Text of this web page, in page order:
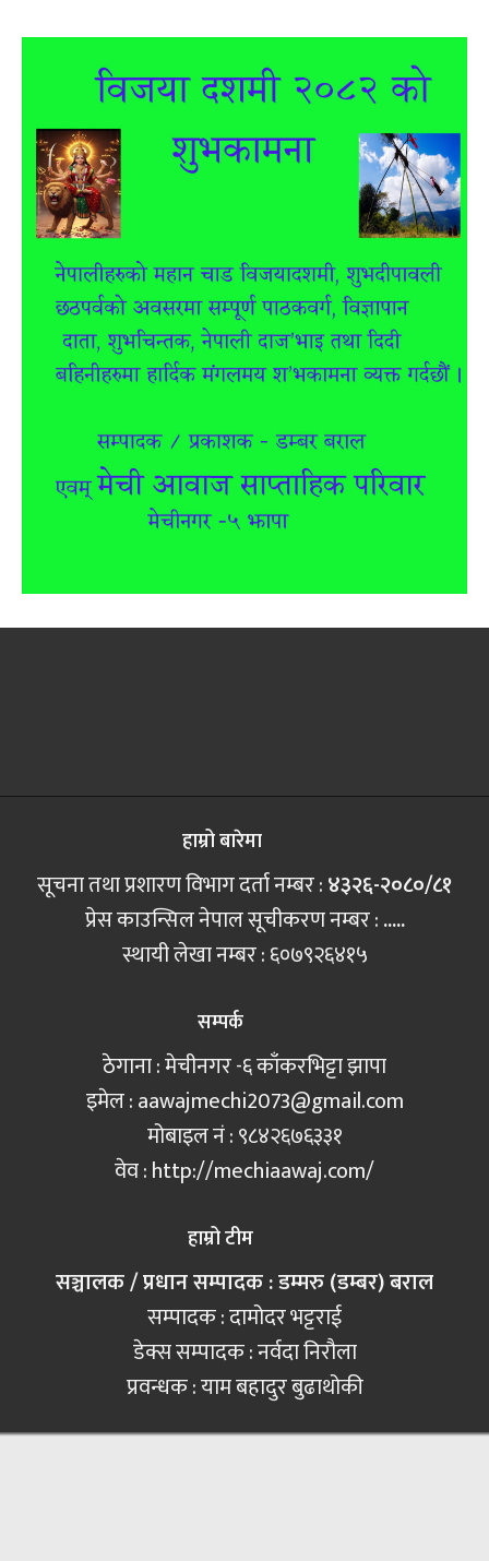
हाम्रो बारेमा
सूचना तथा प्रशारण विभाग दर्ता नम्बर :४३२६-२०८०/८१
प्रेस काउन्सिल नेपाल सूचीकरण नम्बर :.....
स्थायी लेखा नम्बर : ६०७९२६४१५
सम्पर्क
ठेगाना : मेचीनगर -६ काँकरभिट्टा झापा
इमेल :aawajmechi2073@gmail.com
मोबाइल नं‍ : ९८४२६७६३३१
वेव : http://mechiaawaj.com/
हाम्रो टीम
सञ्चालक / प्रधान सम्पादक : डम्मरु (डम्बर) बराल
सम्पादक : दामोदर भट्टराई
डेक्स सम्पादक : नर्वदा निरौला
प्रवन्धक : याम बहादुर बुढाथोकी